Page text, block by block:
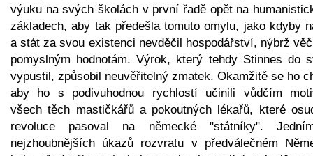
výuku na svých školách v první řadě opět na
základech, aby tak předešla tomuto omylu, jako kdyby
a stát za svou existenci nevděčil hospodářství, nýbrž
pomyslným hodnotám. Výrok, který tehdy Stinnes do
vypustil, způsobil neuvěřitelný zmatek. Okamžitě se ho
aby ho s podivuhodnou rychlostí učinili vůdčím
všech těch mastičkářů a pokoutných lékařů, které
revoluce pasoval na německé "státníky".
nejzhoubnějších úkazů rozvratu v předválečném